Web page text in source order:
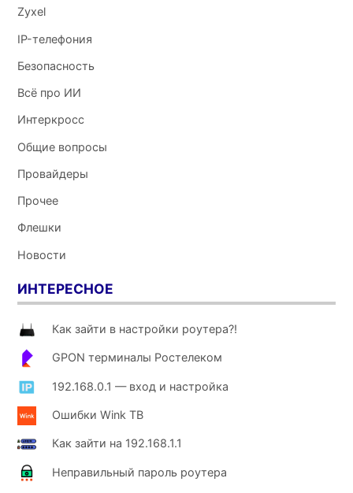
Zyxel
IP-телефония
Безопасность
Всё про ИИ
Интеркросс
Общие вопросы
Провайдеры
Прочее
Флешки
Новости
ИНТЕРЕСНОЕ
Как зайти в настройки роутера?!
GPON терминалы Ростелеком
192.168.0.1 — вход и настройка
Ошибки Wink ТВ
Как зайти на 192.168.1.1
Неправильный пароль роутера